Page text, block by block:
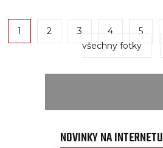
1 2 3 4 5
všechny fotky
NOVINKY NA INTERNETU